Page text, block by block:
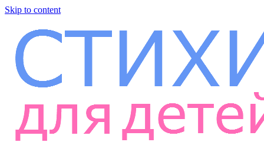
Skip to content